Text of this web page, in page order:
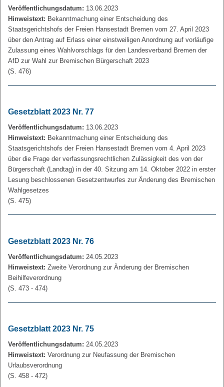
Veröffentlichungsdatum: 13.06.2023
Hinweistext: Bekanntmachung einer Entscheidung des
Staatsgerichtshofs der Freien Hansestadt Bremen vom 27. April 2023
über den Antrag auf Erlass einer einstweiligen Anordnung auf vorläufige
Zulassung eines Wahlvorschlags für den Landesverband Bremen der
AfD zur Wahl zur Bremischen Bürgerschaft 2023
(S. 476)
Gesetzblatt 2023 Nr. 77
Veröffentlichungsdatum: 13.06.2023
Hinweistext: Bekanntmachung einer Entscheidung des
Staatsgerichtshofs der Freien Hansestadt Bremen vom 4. April 2023
über die Frage der verfassungsrechtlichen Zulässigkeit des von der
Bürgerschaft (Landtag) in der 40. Sitzung am 14. Oktober 2022 in erster
Lesung beschlossenen Gesetzentwurfes zur Änderung des Bremischen
Wahlgesetzes
(S. 475)
Gesetzblatt 2023 Nr. 76
Veröffentlichungsdatum: 24.05.2023
Hinweistext: Zweite Verordnung zur Änderung der Bremischen
Beihilfeverordnung
(S. 473 - 474)
Gesetzblatt 2023 Nr. 75
Veröffentlichungsdatum: 24.05.2023
Hinweistext: Verordnung zur Neufassung der Bremischen
Urlaubsverordnung
(S. 458 - 472)